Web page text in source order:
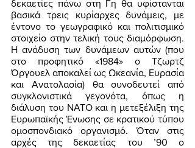
δεκαετίες πάνω στη Γη θα υφίστανται
βασικά τρεις κυρίαρχες δυνάμεις, με
έντονο το γεωγραφικό και πολιτισμικό
στοιχείο στην τελική τους διαμόρφωση.
Η ανάδυση των δυνάμεων αυτών (που
στο προφητικό «1984» ο Τζωρτζ
Όργουελ αποκαλεί ως Ωκεανία, Ευρασία
και Ανατολασία) θα συνοδευτεί από
συγκλονιστικά γεγονότα, όπως η
διάλυση του ΝΑΤΟ και η μετεξέλιξη της
Ευρωπαϊκής Ένωσης σε κρατικού τύπου
ομοσπονδιακό οργανισμό. Όταν στις
αρχές της δεκαετίας του ’90 ο